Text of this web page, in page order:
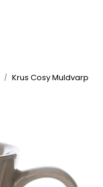
Krus Cosy Muldvarp